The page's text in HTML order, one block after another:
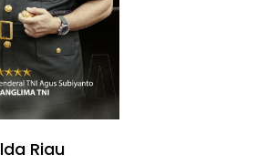
Riau